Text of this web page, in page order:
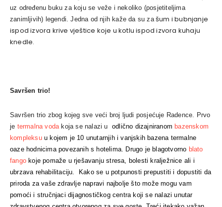
uz određenu buku za koju se veže i nekoliko (posjetiteljima
zanimljivih) legendi. Jedna od njih kaže da su zašum i bubnjanje
ispod izvora krive vještice koje u kotlu ispod izvora kuhaju
knedle.
Savršen trio!
Savršen trio zbog kojeg sve veći broj ljudi posjećuje Radence. Prvo
je termalna voda koja se nalazi uodlično dizajniranom bazenskom
kompleksu u kojem je 10 unutarnjih i vanjskih bazena termalne
oaze hodnicima povezanih s hotelima. Drugo je blagotvorno blato
fango koje pomaže u rješavanju stresa, bolesti kralježnice ali i
ubrzava rehabilitaciju. Kako se u potpunosti prepustiti i dopustiti da
priroda za vaše zdravlje napravi najbolje što može mogu vam
pomoći i stručnjaci dijagnostičkog centra koji se nalazi unutar